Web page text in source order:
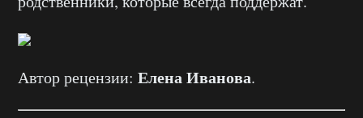
Автор рецензии: Елена Иванова.